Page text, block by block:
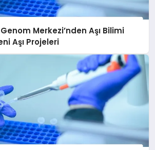
Merkezi’nden Aşı Bilimi
Aşı Projeleri